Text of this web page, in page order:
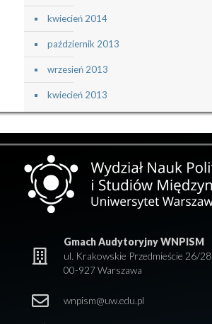
kwiecień 2014
październik 2013
wrzesień 2013
kwiecień 2013
Gmach Audytoryjny WNPISM
ul. Krakowskie Przedmieście 26/28
00-927 Warszawa
wnpism@uw.edu.pl